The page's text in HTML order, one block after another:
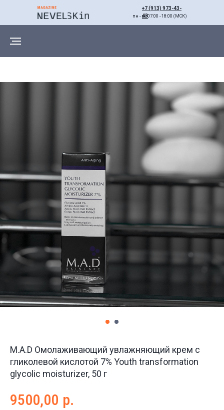
+7 (913) 973-43-
43
пн - вс 07:00 - 18:00 (МСК)
M.A.D Омолаживающий увлажняющий крем с
гликолевой кислотой 7% Youth transformation
glycolic moisturizer, 50 г
9500,00 р.